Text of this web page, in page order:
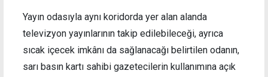
Yayın odasıyla aynı koridorda yer alan alanda
televizyon yayınlarının takip edilebileceği, ayrıca
sıcak içecek imkânı da sağlanacağı belirtilen odanın,
sarı basın kartı sahibi gazetecilerin kullanımına açık